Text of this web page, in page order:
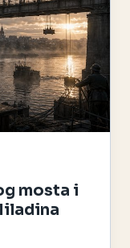
mosta i